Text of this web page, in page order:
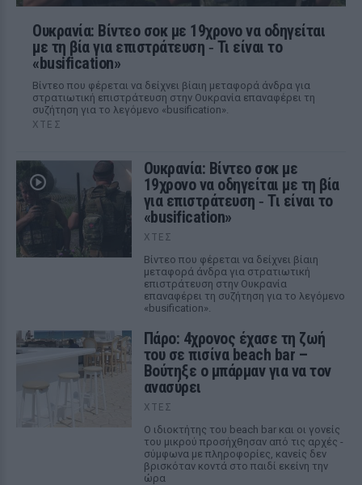
Ουκρανία: Βίντεο σοκ με 19χρονο να οδηγείται
με τη βία για επιστράτευση ‑ Τι είναι το
«busification»
Βίντεο που φέρεται να δείχνει βίαιη μεταφορά άνδρα για
στρατιωτική επιστράτευση στην Ουκρανία επαναφέρει τη
συζήτηση για το λεγόμενο «busification».
ΧΤΕΣ
Ουκρανία: Βίντεο σοκ με
19χρονο να οδηγείται με τη βία
για επιστράτευση ‑ Τι είναι το
«busification»
ΧΤΕΣ
Βίντεο που φέρεται να δείχνει βίαιη
μεταφορά άνδρα για στρατιωτική
επιστράτευση στην Ουκρανία
επαναφέρει τη συζήτηση για το λεγόμενο
«busification».
Πάρο: 4χρονος έχασε τη ζωή
του σε πισίνα beach bar –
Βούτηξε ο μπάρμαν για να τον
ανασύρει
ΧΤΕΣ
Ο ιδιοκτήτης του beach bar και οι γονείς
του μικρού προσήχθησαν από τις αρχές -
σύμφωνα με πληροφορίες, κανείς δεν
βρισκόταν κοντά στο παιδί εκείνη την
ώρα